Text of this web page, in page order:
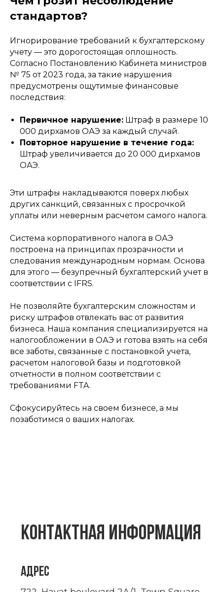
стандартов?
Игнорирование требований к бухгалтерскому
учету — это дорогостоящая оплошность.
Согласно Постановлению Кабинета министров
№ 75 от 2023 года, за такие нарушения
предусмотрены ощутимые финансовые
последствия:
Первичное нарушение: Штраф в размере 10
000 дирхамов ОАЭ за каждый случай.
Повторное нарушение в течение года:
Штраф увеличивается до 20 000 дирхамов
ОАЭ.
Эти штрафы накладываются поверх любых
других санкций, связанных с просрочкой
уплаты или неверным расчетом самого налога.
Система корпоративного налога в ОАЭ
построена на принципах прозрачности и
следования международным нормам. Основа
для этого — безупречный бухгалтерский учет в
соответствии с IFRS.
Не позволяйте бухгалтерским сложностям и
риску штрафов отвлекать вас от развития
бизнеса. Наша компания специализируется на
налогообложении в ОАЭ и готова взять на себя
все заботы, связанные с постановкой учета,
расчетом налоговой базы и подготовкой
отчетности в полном соответствии с
требованиями FTA.
Сфокусируйтесь на своем бизнесе, а мы
позаботимся о ваших налогах.
info@mountainfinance.ae
СОц.сети
Адрес
Square, Dubai, UAE
info@mountainfinance.ae
Бухгалтерские услуги
для малого и среднего
бизнеса в ОАЭ
© 2026 MOUNTAIN Все права защищены